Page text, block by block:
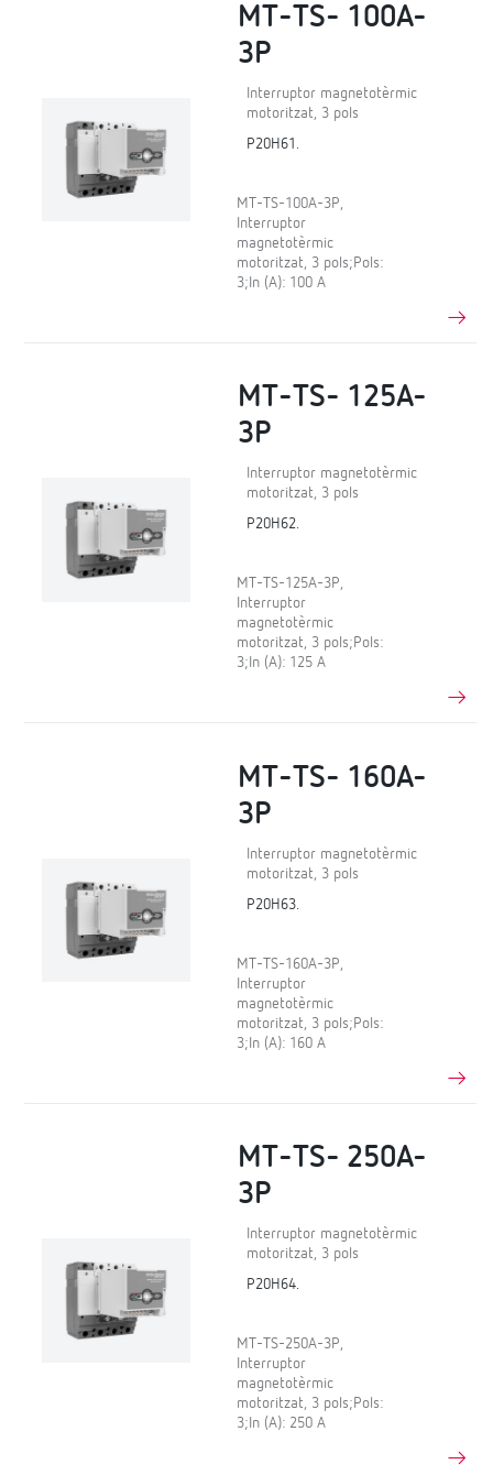
MT-TS- 100A-
3P
Interruptor magnetotèrmic
motoritzat, 3 pols
P20H61.
MT-TS-100A-3P,
Interruptor
magnetotèrmic
motoritzat, 3 pols;Pols:
3;In (A): 100 A
MT-TS- 125A-
3P
Interruptor magnetotèrmic
motoritzat, 3 pols
P20H62.
MT-TS-125A-3P,
Interruptor
magnetotèrmic
motoritzat, 3 pols;Pols:
3;In (A): 125 A
MT-TS- 160A-
3P
Interruptor magnetotèrmic
motoritzat, 3 pols
P20H63.
MT-TS-160A-3P,
Interruptor
magnetotèrmic
motoritzat, 3 pols;Pols:
3;In (A): 160 A
MT-TS- 250A-
3P
Interruptor magnetotèrmic
motoritzat, 3 pols
P20H64.
MT-TS-250A-3P,
Interruptor
magnetotèrmic
motoritzat, 3 pols;Pols:
3;In (A): 250 A